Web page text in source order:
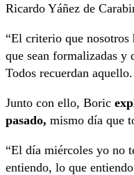
Ricardo Yáñez de
“El criterio que nosotros
que sean formalizadas y
Todos recuerdan
Junto con ello, Boric
pasado, mismo día que
“El día miércoles yo no
entiendo, lo que